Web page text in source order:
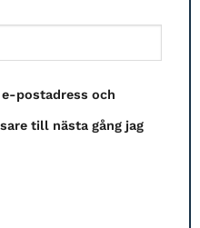
postadress och
till nästa gång jag